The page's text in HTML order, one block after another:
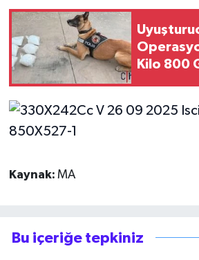
Kilo 800
Kaynak: MA
Bu içeriğe tepkiniz